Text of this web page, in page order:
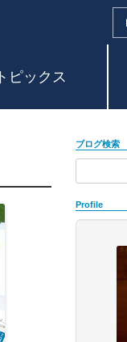
トピックス
ブログ検索
Profile